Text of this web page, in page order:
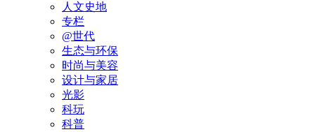
人文史地
专栏
@世代
生态与环保
时尚与美容
设计与家居
光影
科玩
科普